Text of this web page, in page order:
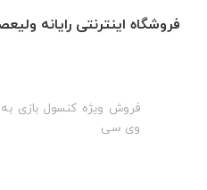
فروشگاه اینترنتی رایانه
فروش ویژه کنسول بازی به
وی سی